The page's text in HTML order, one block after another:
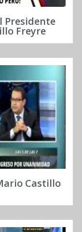
Presidente
Freyre
Castillo